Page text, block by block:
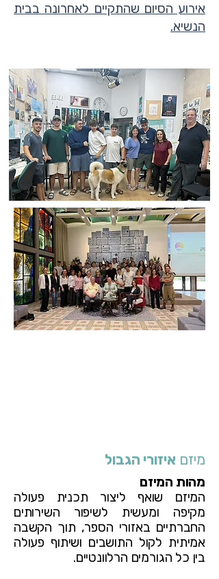
אירוע הסיום שהתקיים לאחרונה בבית
הנשיא.
מיזם איזורי הגבול
מהות המיזם
המיזם שואף ליצור תכנית פעולה
מקיפה ומעשית לשיפור השירותים
החברתיים באזורי הספר, תוך הקשבה
אמיתית לקול התושבים ושיתוף פעולה
בין כל הגורמים הרלוונטיים.